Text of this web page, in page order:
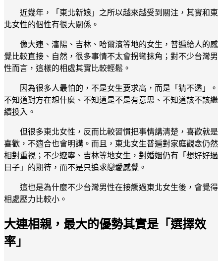
近幾年，「東北新娘」之所以越來越受到關注，其實和東
北女性的個性有很大關係。
像大連、瀋陽、吉林、哈爾濱等地的女生，普遍給人的感
覺比較直接、自然，很多事情不太會拐彎抹角；對不少台灣男
性而言，這樣的相處其實比較輕鬆。
因為很多人最怕的，不是女生要求高，而是「猜不透」。
不知道對方在想什麼、不知道是不是有意思、不知道該不該繼
續投入。
但很多東北女性，反而比較習慣把事情講清楚，喜歡就是
喜歡，不適合也會明講。而且，東北女生普遍對家庭觀念仍然
相對重視；不少遼寧、吉林等地女生，對婚姻仍有「想好好過
日子」的期待，而不是只追求戀愛感覺。
這也是為什麼不少台灣男性在接觸過東北女生後，會覺得
相處壓力比較小。
大連相親，最大的優勢其實是「選擇效
率」